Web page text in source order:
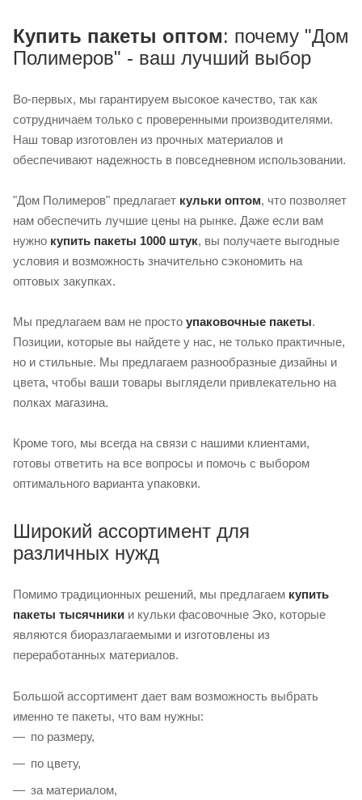
Купить пакеты оптом: почему "Дом
Полимеров" - ваш лучший выбор
Во-первых, мы гарантируем высокое качество, так как
сотрудничаем только с проверенными производителями.
Наш товар изготовлен из прочных материалов и
обеспечивают надежность в повседневном использовании.
"Дом Полимеров" предлагает кульки оптом, что позволяет
нам обеспечить лучшие цены на рынке. Даже если вам
нужно купить пакеты 1000 штук, вы получаете выгодные
условия и возможность значительно сэкономить на
оптовых закупках.
Мы предлагаем вам не просто упаковочные пакеты.
Позиции, которые вы найдете у нас, не только практичные,
но и стильные. Мы предлагаем разнообразные дизайны и
цвета, чтобы ваши товары выглядели привлекательно на
полках магазина.
Кроме того, мы всегда на связи с нашими клиентами,
готовы ответить на все вопросы и помочь с выбором
оптимального варианта упаковки.
Широкий ассортимент для
различных нужд
Помимо традиционных решений, мы предлагаем купить
пакеты тысячники и кульки фасовочные Эко, которые
являются биоразлагаемыми и изготовлены из
переработанных материалов.
Большой ассортимент дает вам возможность выбрать
именно те пакеты, что вам нужны:
по размеру,
по цвету,
за материалом,